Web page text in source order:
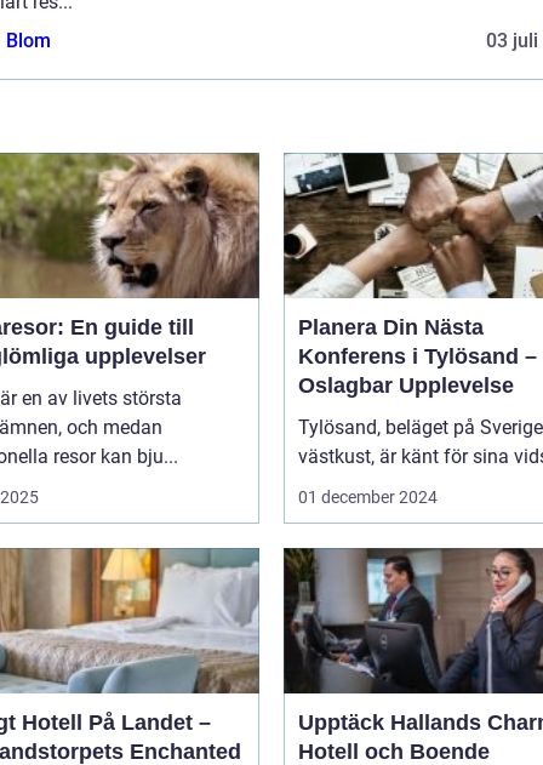
Blom
03 juli
En guide till
upplevelser
en av livets största
och medan
resor kan bju...
Planera Din Nästa
Konferens i Tylösand –
Oslagbar Upplevelse
Tylösand, beläget på
västkust, är känt för sina
01 december 2024
Hotell På Landet –
Enchanted
Upptäck Hallands
Hotell och Boende